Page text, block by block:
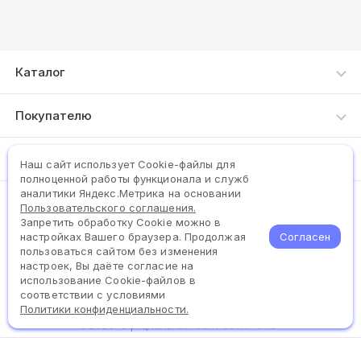
Каталог
Акции
Новинки
Хиты продаж
Реестр Минпромторга
Честный ЗНАК
Покупателю
Доставка и оплата
Компания
О нас
Контакты
(342)2700055
Задать вопрос
Наш сайт использует Сookie-файлы для
полноценной работы функционала и служб
аналитики Яндекс.Метрика на основании
Пользовательского соглашения.
Запретить обработку Cookie можно в
настройках Вашего браузера. Продолжая
пользоваться сайтом без изменения
настроек, Вы даёте согласие на
использование Cookie-файлов в
соответствии с условиями
Политики конфиденциальности.
Согласен